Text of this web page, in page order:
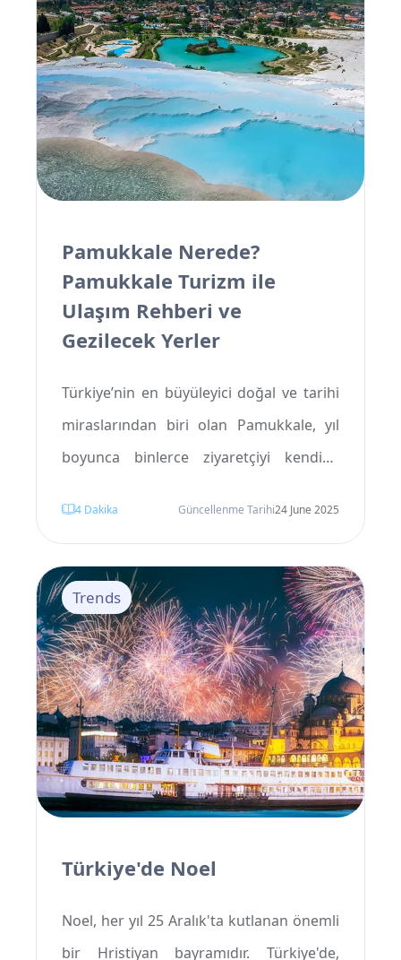
yaşıyorsanız ve Avrupa seyahati
planlıyorsanız, bu yeni düzenlemeler
sayesinde Schengen vizesi
başvurularınız artık çok daha az zahmetli
olacak. Bu yazıda, 2025 itibarıyla
yürürlüğe giren yeni kuralları detaylı
yolculuğunuzu daha sorunsuz hale
getirmenize yardımcı olacak pratik
bilgiler sunuyoruz.
Pamukkale Nerede?
Pamukkale Turizm ile
Ulaşım Rehberi ve
Gezilecek Yerler
Türkiye’nin en büyüleyici doğal ve tarihi
miraslarından biri olan Pamukkale, yıl
boyunca binlerce ziyaretçiyi kendine
kalıntıları ve şifalı sularıyla tanınan bu
yapmak isteyenler için Pamukkale
Turizm, güvenilir ulaşımın anahtarıdır. Bu
rehberde, Pamukkale'nin konumu,
gezilecek yerleri, ulaşım seçenekleri ve
konaklama ipuçlarıyla unutulmaz bir
seyahat deneyimi için ihtiyacınız olan her
şeyi bulacaksınız.
4 Dakika Güncellenme Tarihi24 June 2025
Türkiye'de Noel
Noel, her yıl 25 Aralık'ta kutlanan önemli
bir Hristiyan bayramıdır. Türkiye'de,
Trends